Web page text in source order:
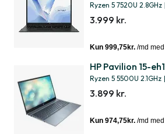
Ryzen 5 7520U 2.8GHz |
3.999 kr.
HP Pavilion 15-
Ryzen 5 5500U 2.1GHz |
3.899 kr.